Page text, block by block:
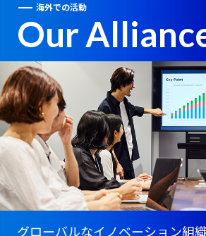
海外での活動
Our
グローバルなイノベーション組